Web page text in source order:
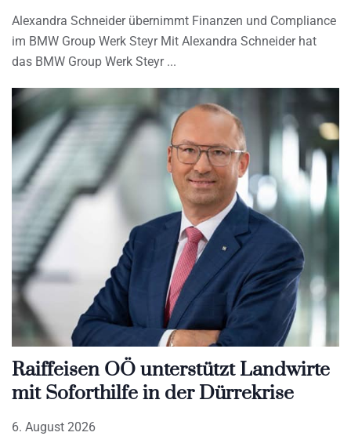
Alexandra Schneider übernimmt Finanzen und Compliance
im BMW Group Werk Steyr Mit Alexandra Schneider hat
das BMW Group Werk Steyr
Raiffeisen OÖ unterstützt Landwirte
mit Soforthilfe in der Dürrekrise
6. August 2026